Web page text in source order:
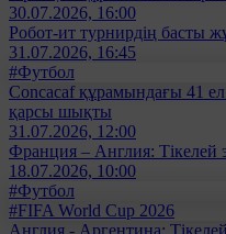
30.07.2026, 16:00
Робот-ит турнирдің басты
31.07.2026, 16:45
#Футбол
Concacaf құрамындағы 41
қарсы шықты
31.07.2026, 12:00
Франция – Англия: Тікелей
18.07.2026, 10:00
#Футбол
#FIFA World Cup 2026
Англия - Аргентина: